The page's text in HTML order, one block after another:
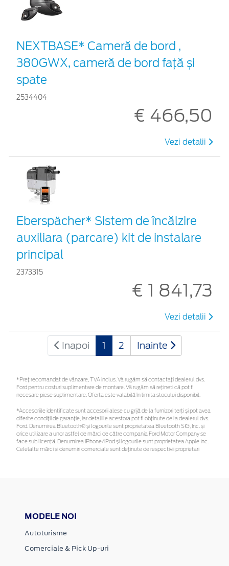
NEXTBASE* Cameră de bord ,
380GWX, cameră de bord față și
spate
2534404
€ 466,50
Vezi detalii
Eberspächer* Sistem de încălzire
auxiliara (parcare) kit de instalare
principal
2373315
€ 1 841,73
Vezi detalii
Inapoi 1 2 Inainte
*Preţ recomandat de vânzare, TVA inclus. Vă rugăm să contactaţi dealerul dvs.
Ford pentru costuri suplimentare de montare. Vă rugăm să rețineți că pot fi
necesare piese suplimentare. Oferta este valabilă în limita stocului disponibil.
*Accesoriile identificate sunt accesorii alese cu grijă de la furnizori terți și pot avea
diferite condiții de garanție, iar detaliile acestora pot fi obținute de la dealerul dvs.
Ford. Denumirea Bluetooth® și logourile sunt proprietatea Bluetooth SIG, Inc. și
orice utilizare a unor astfel de mărci de către compania Ford Motor Company se
face sub licență. Denumirea iPhone/iPod și logourile sunt proprietatea Apple Inc.
Celelalte mărci și denumiri comerciale sunt deținute de respectivii proprietari
MODELE NOI
Autoturisme
Comerciale & Pick Up-uri